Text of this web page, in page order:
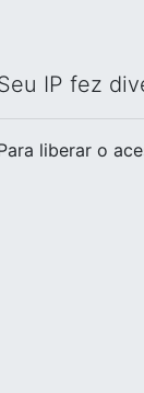
IP fez
liberar o